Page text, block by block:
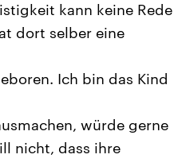
kann keine Rede
dort selber eine
Ich bin das Kind
würde gerne
nicht, dass ihre